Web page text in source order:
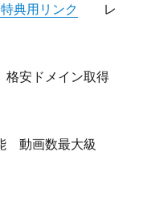
典用リンク
レ
安ドメイン取得
動画数最大級